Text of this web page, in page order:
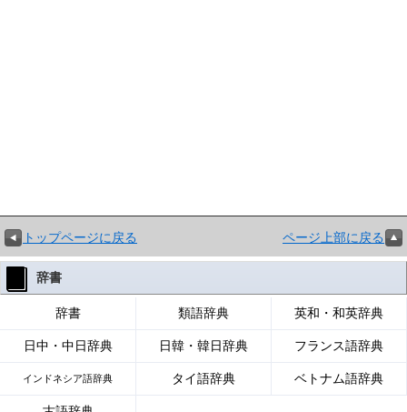
トップページに戻る ページ上部に戻る
辞書
辞書 類語辞典 英和・和英辞典
日中・中日辞典 日韓・韓日辞典 フランス語辞典
インドネシア語辞典 タイ語辞典 ベトナム語辞典